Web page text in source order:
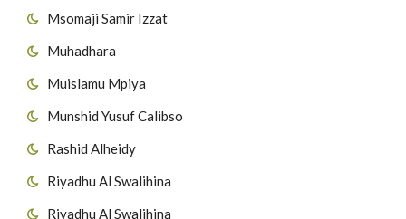
Msomaji Samir Izzat
Muhadhara
Muislamu Mpiya
Munshid Yusuf Calibso
Rashid Alheidy
Riyadhu Al Swalihina
Riyadhu Al Swalihina